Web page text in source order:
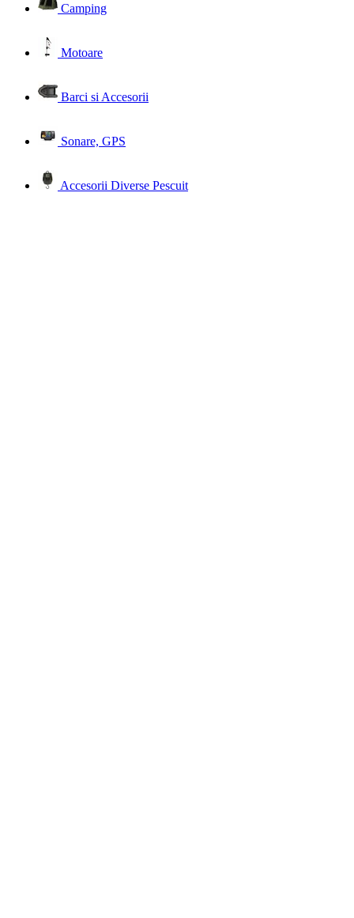
Camping
Motoare
Barci si Accesorii
Sonare, GPS
Accesorii Diverse Pescuit